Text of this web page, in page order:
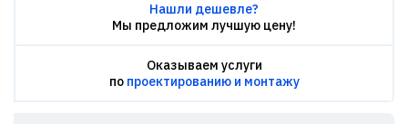
Нашли дешевле?
Мы предложим лучшую цену!
Оказываем услуги
по проектированию и монтажу